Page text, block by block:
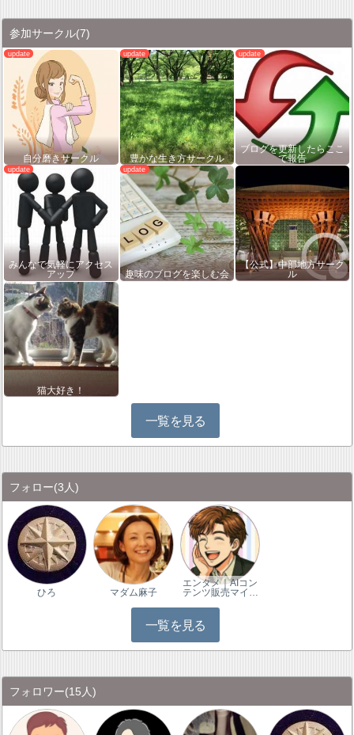
参加サークル(7)
自分磨きサークル 豊かな生き方サークル
ブログを更新したらここ
で報告
みんなで気軽にアクセス
アップ
趣味のブログを楽しむ会
【公式】中部地方サーク
ル
猫大好き！
一覧を見る
フォロー(3人)
ひろ マダム麻子
エンタメ｜AIコン
テンツ販売マイ…
一覧を見る
フォロワー(15人)